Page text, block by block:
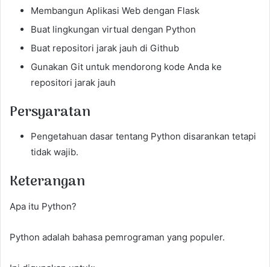
Membangun Aplikasi Web dengan Flask
Buat lingkungan virtual dengan Python
Buat repositori jarak jauh di Github
Gunakan Git untuk mendorong kode Anda ke
repositori jarak jauh
Persyaratan
Pengetahuan dasar tentang Python disarankan tetapi
tidak wajib.
Keterangan
Apa itu Python?
Python adalah bahasa pemrograman yang populer.